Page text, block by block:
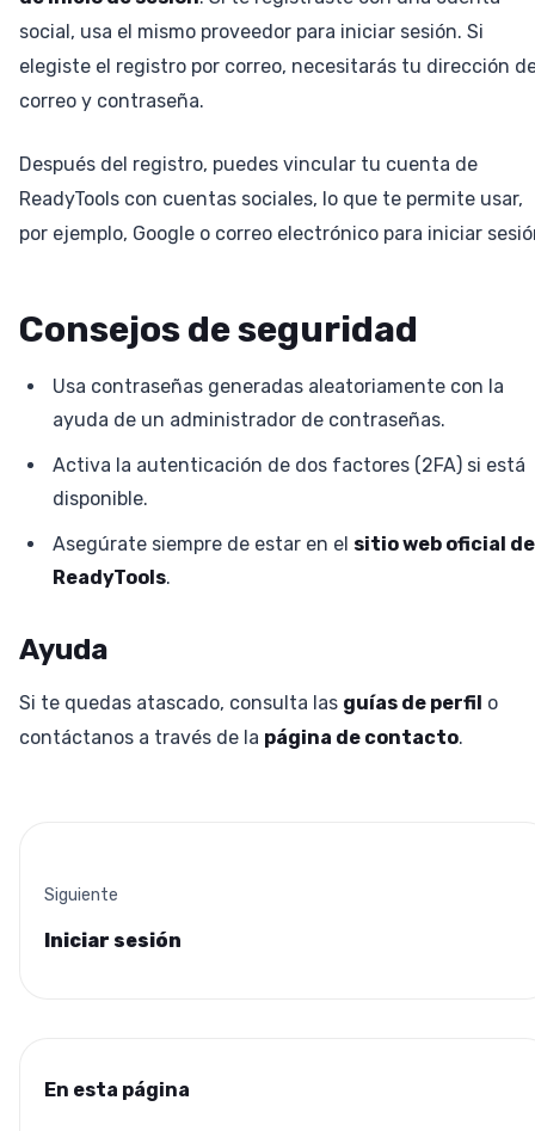
social, usa el mismo proveedor para iniciar sesión. Si
elegiste el registro por correo, necesitarás tu dirección
correo y contraseña.
Después del registro, puedes vincular tu cuenta de
ReadyTools con cuentas sociales, lo que te permite usar,
por ejemplo, Google o correo electrónico para iniciar
Consejos de seguridad
Usa contraseñas generadas aleatoriamente con la
ayuda de un administrador de contraseñas.
Activa la autenticación de dos factores (2FA) si está
disponible.
Asegúrate siempre de estar en el sitio web oficial de
ReadyTools.
Ayuda
Si te quedas atascado, consulta las guías de perfil o
contáctanos a través de la página de contacto.
Siguiente
Iniciar sesión
En esta página